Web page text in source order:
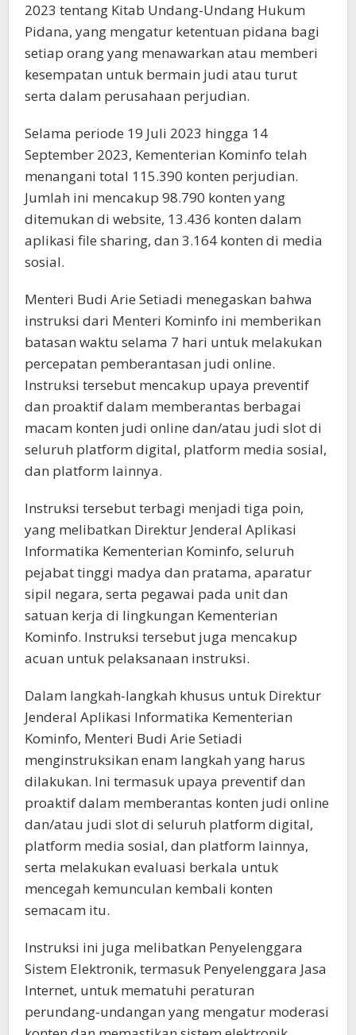
2023 tentang Kitab Undang-Undang Hukum
Pidana, yang mengatur ketentuan pidana bagi
setiap orang yang menawarkan atau memberi
kesempatan untuk bermain judi atau turut
serta dalam perusahaan perjudian.
Selama periode 19 Juli 2023 hingga 14
September 2023, Kementerian Kominfo telah
menangani total 115.390 konten perjudian.
Jumlah ini mencakup 98.790 konten yang
ditemukan di website, 13.436 konten dalam
aplikasi file sharing, dan 3.164 konten di media
sosial.
Menteri Budi Arie Setiadi menegaskan bahwa
instruksi dari Menteri Kominfo ini memberikan
batasan waktu selama 7 hari untuk melakukan
percepatan pemberantasan judi online.
Instruksi tersebut mencakup upaya preventif
dan proaktif dalam memberantas berbagai
macam konten judi online dan/atau judi slot di
seluruh platform digital, platform media sosial,
dan platform lainnya.
Instruksi tersebut terbagi menjadi tiga poin,
yang melibatkan Direktur Jenderal Aplikasi
Informatika Kementerian Kominfo, seluruh
pejabat tinggi madya dan pratama, aparatur
sipil negara, serta pegawai pada unit dan
satuan kerja di lingkungan Kementerian
Kominfo. Instruksi tersebut juga mencakup
acuan untuk pelaksanaan instruksi.
Dalam langkah-langkah khusus untuk Direktur
Jenderal Aplikasi Informatika Kementerian
Kominfo, Menteri Budi Arie Setiadi
menginstruksikan enam langkah yang harus
dilakukan. Ini termasuk upaya preventif dan
proaktif dalam memberantas konten judi online
dan/atau judi slot di seluruh platform digital,
platform media sosial, dan platform lainnya,
serta melakukan evaluasi berkala untuk
mencegah kemunculan kembali konten
semacam itu.
Instruksi ini juga melibatkan Penyelenggara
Sistem Elektronik, termasuk Penyelenggara Jasa
Internet, untuk mematuhi peraturan
perundang-undangan yang mengatur moderasi